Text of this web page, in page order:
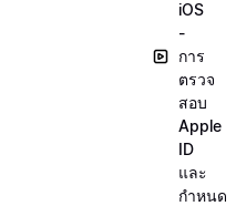
iOS
-
การ
ตรวจ
สอบ
Apple
ID
และ
กำหนด